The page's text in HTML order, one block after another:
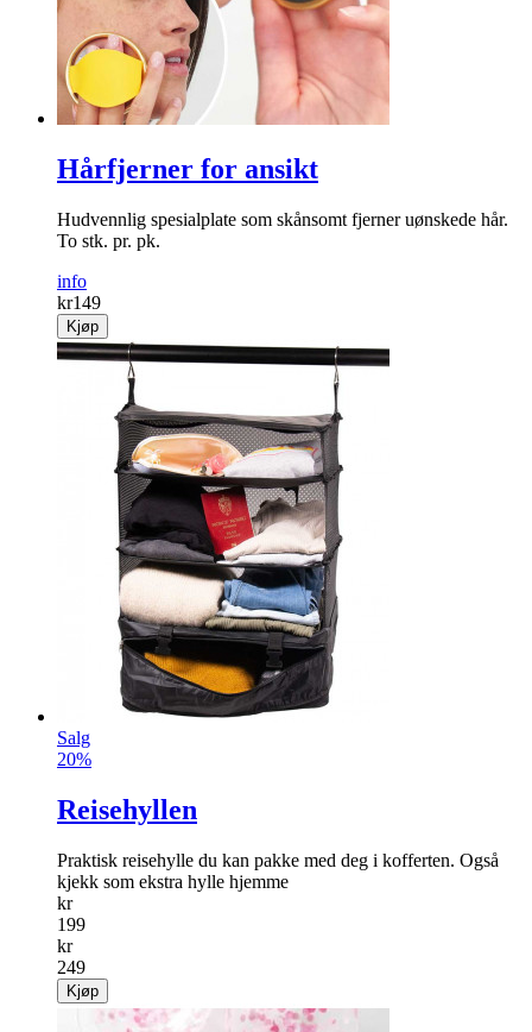
Hårfjerner for ansikt
Hud­vennlig spesial­plate som skånsomt fjerner uønskede hår.
To stk. pr. pk.
info
kr149
Kjøp
Salg
20%
Reisehyllen
Praktisk reisehylle du kan pakke med deg i kofferten. Også
kjekk som ekstra hylle hjemme
kr
199
kr
249
Kjøp